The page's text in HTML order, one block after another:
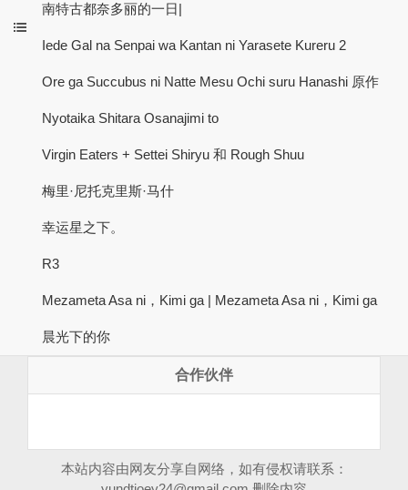
南特古都奈多丽的一日|
Iede Gal na Senpai wa Kantan ni Yarasete Kureru 2
Ore ga Succubus ni Natte Mesu Ochi suru Hanashi 原作
Nyotaika Shitara Osanajimi to
Virgin Eaters + Settei Shiryu 和 Rough Shuu
梅里·尼托克里斯·马什
幸运星之下。
R3
Mezameta Asa ni，Kimi ga | Mezameta Asa ni，Kimi ga
晨光下的你
合作伙伴
本站内容由网友分享自网络，如有侵权请联系：